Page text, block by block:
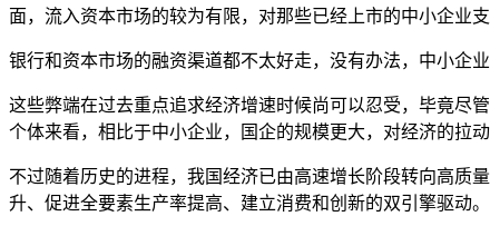
面，流入资本市场的较为有限，对那些已经上市的中小企业支
银行和资本市场的融资渠道都不太好走，没有办法，中小企
这些弊端在过去重点追求经济增速时候尚可以忍受，毕竟尽
个体来看，相比于中小企业，国企的规模更大，对经济的拉
不过随着历史的进程，我国经济已由高速增长阶段转向高质
升、促进全要素生产率提高、建立消费和创新的双引擎驱动。